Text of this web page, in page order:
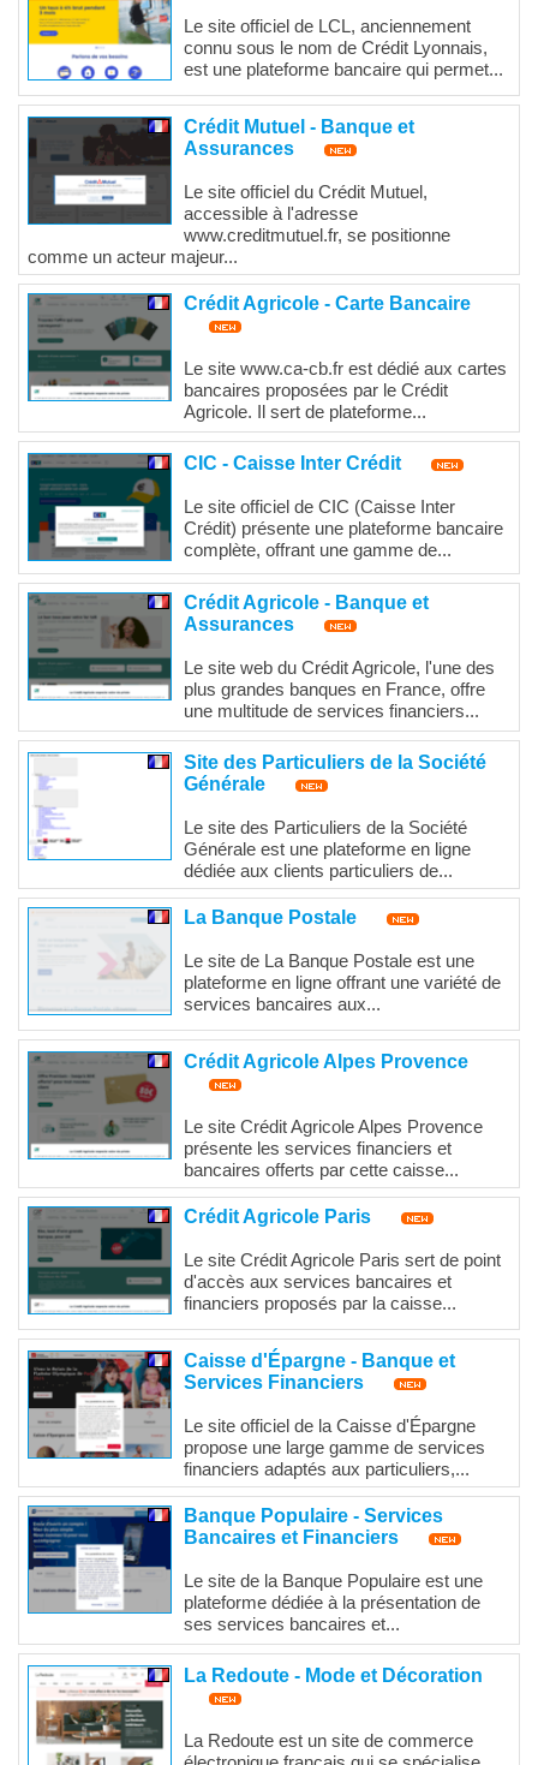
Le site officiel de LCL, anciennement
connu sous le nom de Crédit Lyonnais,
est une plateforme bancaire qui permet...
Crédit Mutuel - Banque et
Assurances
Le site officiel du Crédit Mutuel,
accessible à l'adresse
www.creditmutuel.fr, se positionne
comme un acteur majeur...
Crédit Agricole - Carte Bancaire
Le site www.ca-cb.fr est dédié aux cartes
bancaires proposées par le Crédit
Agricole. Il sert de plateforme...
CIC - Caisse Inter Crédit
Le site officiel de CIC (Caisse Inter
Crédit) présente une plateforme bancaire
complète, offrant une gamme de...
Crédit Agricole - Banque et
Assurances
Le site web du Crédit Agricole, l'une des
plus grandes banques en France, offre
une multitude de services financiers...
Site des Particuliers de la Société
Générale
Le site des Particuliers de la Société
Générale est une plateforme en ligne
dédiée aux clients particuliers de...
La Banque Postale
Le site de La Banque Postale est une
plateforme en ligne offrant une variété de
services bancaires aux...
Crédit Agricole Alpes Provence
Le site Crédit Agricole Alpes Provence
présente les services financiers et
bancaires offerts par cette caisse...
Crédit Agricole Paris
Le site Crédit Agricole Paris sert de point
d'accès aux services bancaires et
financiers proposés par la caisse...
Caisse d'Épargne - Banque et
Services Financiers
Le site officiel de la Caisse d'Épargne
propose une large gamme de services
financiers adaptés aux particuliers,...
Banque Populaire - Services
Bancaires et Financiers
Le site de la Banque Populaire est une
plateforme dédiée à la présentation de
ses services bancaires et...
La Redoute - Mode et Décoration
La Redoute est un site de commerce